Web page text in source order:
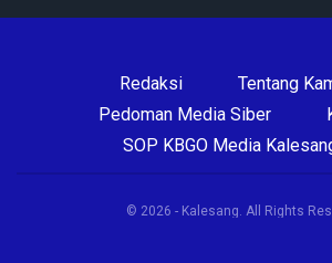
Redaksi
Tentang
Pedoman Media Siber
SOP KBGO Media
© 2026 - Kalesang. All Rights